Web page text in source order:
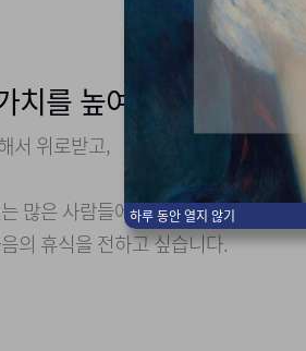
하루 동안 열지 않기
를 높여줍니다.
서 위로받고,
많은 사람들에게
의 휴식을 전하고 싶습니다.